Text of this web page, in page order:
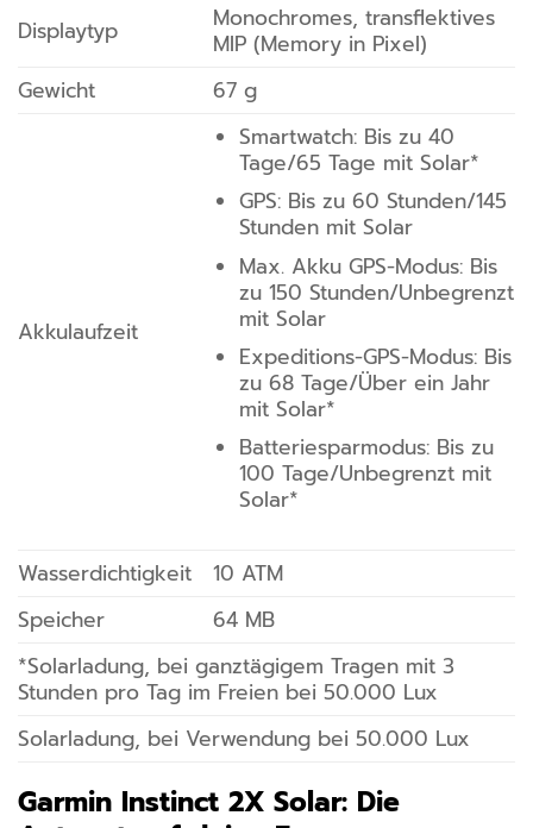
Displaytyp
Monochromes, transflektives
MIP (Memory in Pixel)
Gewicht
67 g
Akkulaufzeit
Smartwatch: Bis zu 40
Tage/65 Tage mit Solar*
GPS: Bis zu 60 Stunden/145
Stunden mit Solar
Max. Akku GPS-Modus: Bis
zu 150 Stunden/Unbegrenzt
mit Solar
Expeditions-GPS-Modus: Bis
zu 68 Tage/Über ein Jahr
mit Solar*
Batteriesparmodus: Bis zu
100 Tage/Unbegrenzt mit
Solar*
Wasserdichtigkeit
10 ATM
Speicher
64 MB
*Solarladung, bei ganztägigem Tragen mit 3
Stunden pro Tag im Freien bei 50.000 Lux
Solarladung, bei Verwendung bei 50.000 Lux
Garmin Instinct 2X Solar: Die